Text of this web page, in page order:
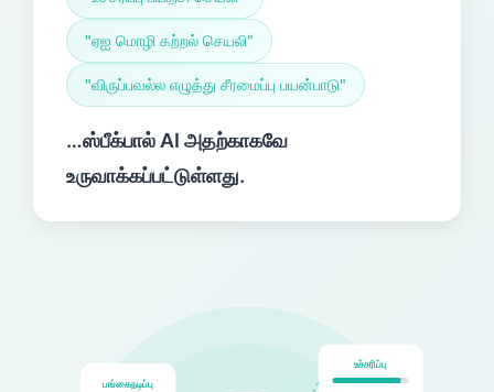
"ஏஐ மொழி கற்றல் செயலி"
"விருப்பவல்ல எழுத்து சீரமைப்பு பயன்பாடு"
…ஸ்பீக்‌பால் AI அதற்காகவே
உருவாக்கப்பட்டுள்ளது.
பங்கைநடிப்பு
உச்சரிப்பு